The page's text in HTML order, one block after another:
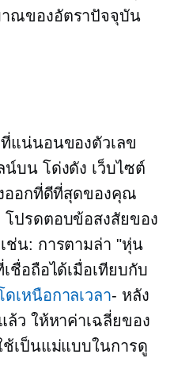
าณของอัตราปัจจุบัน
แน่นอนของตัวเลข
น์บน โด่งดัง เว็บไซต์
ออกที่ดีที่สุดของคุณ
โปรดตอบข้อสงสัยของ
ช่น: การตามล่า "หุ่น
ชื่อถือได้เมื่อเทียบกับ
เหนือกาลเวลา- หลัง
ล้ว ให้หาค่าเฉลี่ยของ
ช้เป็นแม่แบบในการดู